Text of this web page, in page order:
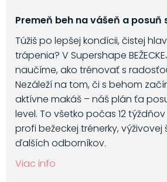
Premeň beh na vášeň a posuň
Túžiš po lepšej kondícii, čistej
trápenia? V Supershape
naučíme, ako trénovať s
Nezáleží na tom, či s behom
aktívne makáš – náš plán ťa
level. To všetko počas 12
profi bežeckej trénerky, výživovej
ďalších odborníkov.
Viac info